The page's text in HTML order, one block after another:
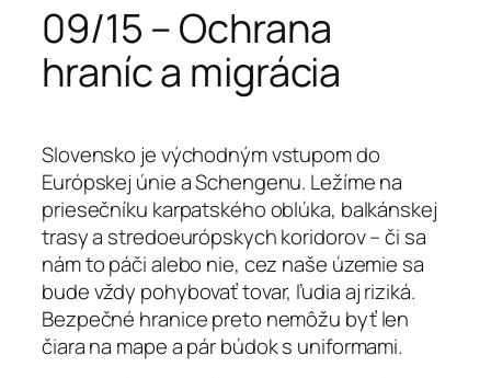
09/15 – Ochrana
hraníc a migrácia
Slovensko je východným vstupom do
Európskej únie a Schengenu. Ležíme na
priesečníku karpatského oblúka, balkánskej
trasy a stredoeurópskych koridorov – či sa
nám to páči alebo nie, cez naše územie sa
bude vždy pohybovať tovar, ľudia aj riziká.
Bezpečné hranice preto nemôžu byť len
čiara na mape a pár búdok s uniformami.